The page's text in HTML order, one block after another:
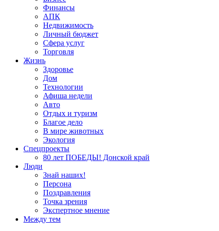
Финансы
АПК
Недвижимость
Личный бюджет
Сфера услуг
Торговля
Жизнь
Здоровье
Дом
Технологии
Афиша недели
Авто
Отдых и туризм
Благое дело
В мире животных
Экология
Спецпроекты
80 лет ПОБЕДЫ! Донской край
Люди
Знай наших!
Персона
Поздравления
Точка зрения
Экспертное мнение
Между тем